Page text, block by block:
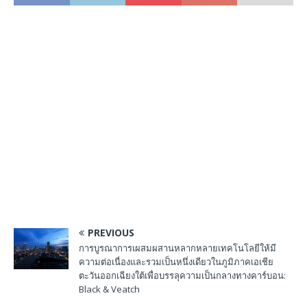
PREVIOUS
การบูรณาการเผสมผสานหลากหลายเทคโนโลยีให้มี
ความต่อเนื่องและรวมเป็นหนึ่งเดียวในภูมิภาคเอเชีย
ตะวันออกเฉียงใต้เพื่อบรรลุความเป็นกลางทางคาร์บอน:
Black & Veatch